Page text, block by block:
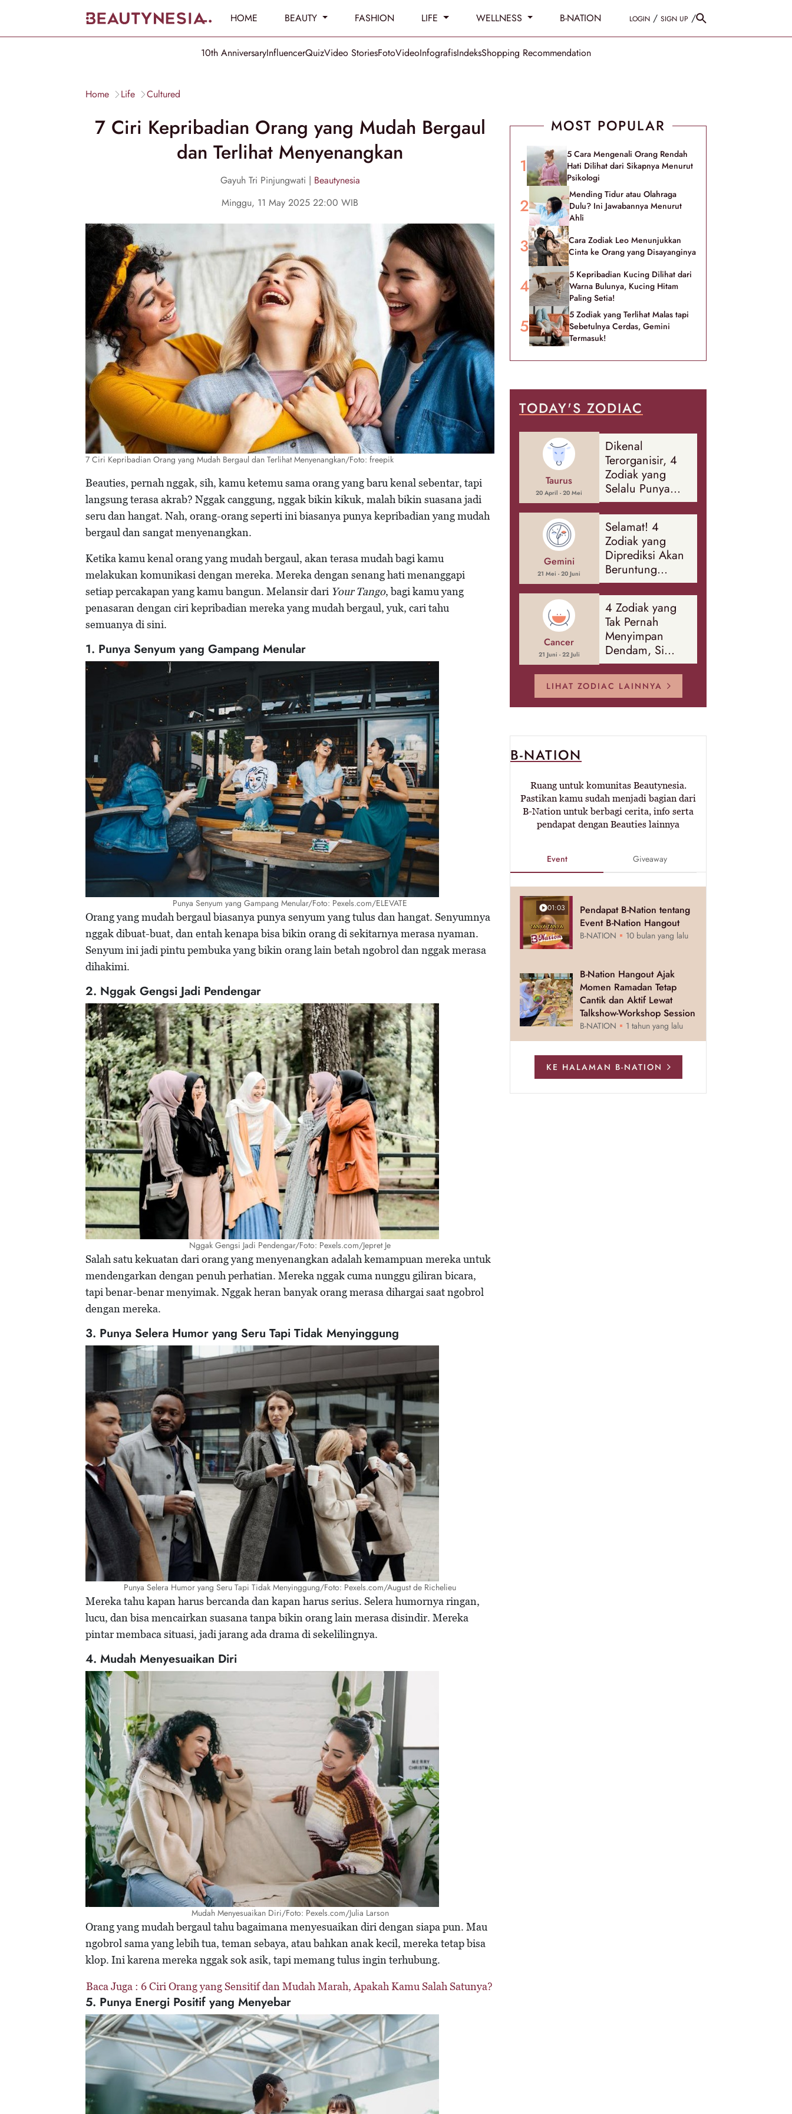
HOME BEAUTY FASHION LIFE WELLNESS B-NATION LOGIN / SIGN UP /
10th AnniversaryInfluencerQuizVideo StoriesFotoVideoInfografisIndeksShopping Recommendation
Home Life Cultured
7 Ciri Kepribadian Orang yang Mudah Bergaul
dan Terlihat Menyenangkan
Gayuh Tri Pinjungwati | Beautynesia
Minggu, 11 May 2025 22:00 WIB
7 Ciri Kepribadian Orang yang Mudah Bergaul dan Terlihat Menyenangkan/Foto: freepik
Beauties, pernah nggak, sih, kamu ketemu sama orang yang baru kenal sebentar, tapi
langsung terasa akrab? Nggak canggung, nggak bikin kikuk, malah bikin suasana jadi
seru dan hangat. Nah, orang-orang seperti ini biasanya punya kepribadian yang mudah
bergaul dan sangat menyenangkan.
Ketika kamu kenal orang yang mudah bergaul, akan terasa mudah bagi kamu
melakukan komunikasi dengan mereka. Mereka dengan senang hati menanggapi
setiap percakapan yang kamu bangun. Melansir dari Your Tango, bagi kamu yang
penasaran dengan ciri kepribadian mereka yang mudah bergaul, yuk, cari tahu
semuanya di sini.
1. Punya Senyum yang Gampang Menular
Punya Senyum yang Gampang Menular/Foto: Pexels.com/ELEVATE
Orang yang mudah bergaul biasanya punya senyum yang tulus dan hangat. Senyumnya
nggak dibuat-buat, dan entah kenapa bisa bikin orang di sekitarnya merasa nyaman.
Senyum ini jadi pintu pembuka yang bikin orang lain betah ngobrol dan nggak merasa
dihakimi.
2. Nggak Gengsi Jadi Pendengar
Nggak Gengsi Jadi Pendengar/Foto: Pexels.com/Jepret Je
Salah satu kekuatan dari orang yang menyenangkan adalah kemampuan mereka untuk
mendengarkan dengan penuh perhatian. Mereka nggak cuma nunggu giliran bicara,
tapi benar-benar menyimak. Nggak heran banyak orang merasa dihargai saat ngobrol
dengan mereka.
3. Punya Selera Humor yang Seru Tapi Tidak Menyinggung
Punya Selera Humor yang Seru Tapi Tidak Menyinggung/Foto: Pexels.com/August de Richelieu
Mereka tahu kapan harus bercanda dan kapan harus serius. Selera humornya ringan,
lucu, dan bisa mencairkan suasana tanpa bikin orang lain merasa disindir. Mereka
pintar membaca situasi, jadi jarang ada drama di sekelilingnya.
4. Mudah Menyesuaikan Diri
Mudah Menyesuaikan Diri/Foto: Pexels.com/Julia Larson
Orang yang mudah bergaul tahu bagaimana menyesuaikan diri dengan siapa pun. Mau
ngobrol sama yang lebih tua, teman sebaya, atau bahkan anak kecil, mereka tetap bisa
klop. Ini karena mereka nggak sok asik, tapi memang tulus ingin terhubung.
Baca Juga : 6 Ciri Orang yang Sensitif dan Mudah Marah, Apakah Kamu Salah Satunya?
5. Punya Energi Positif yang Menyebar
MOST POPULAR
5 Cara Mengenali Orang Rendah
Hati Dilihat dari Sikapnya Menurut
Psikologi
Mending Tidur atau Olahraga
Dulu? Ini Jawabannya Menurut
Ahli
Cara Zodiak Leo Menunjukkan
Cinta ke Orang yang Disayanginya
5 Kepribadian Kucing Dilihat dari
Warna Bulunya, Kucing Hitam
Paling Setia!
5 Zodiak yang Terlihat Malas tapi
Sebetulnya Cerdas, Gemini
Termasuk!
TODAY'S ZODIAC
Taurus
20 April - 20 Mei
Dikenal
Terorganisir, 4
Zodiak yang
Selalu Punya
Rencana
Cadangan Soal
Banyak Hal
Gemini
21 Mei - 20 Juni
Selamat! 4
Zodiak yang
Diprediksi Akan
Beruntung
Sepanjang
Agustus 2026
Cancer
21 Juni - 22 Juli
4 Zodiak yang
Tak Pernah
Menyimpan
Dendam, Si
Paling Mudah
Memaafkan!
LIHAT ZODIAC LAINNYA
B-NATION
Ruang untuk komunitas Beautynesia.
Pastikan kamu sudah menjadi bagian dari
B-Nation untuk berbagi cerita, info serta
pendapat dengan Beauties lainnya
Event Giveaway
01:03
Pendapat B-Nation tentang
Event B-Nation Hangout
B-NATION 10 bulan yang lalu
B-Nation Hangout Ajak
Momen Ramadan Tetap
Cantik dan Aktif Lewat
Talkshow-Workshop Session
B-NATION 1 tahun yang lalu
KE HALAMAN B-NATION